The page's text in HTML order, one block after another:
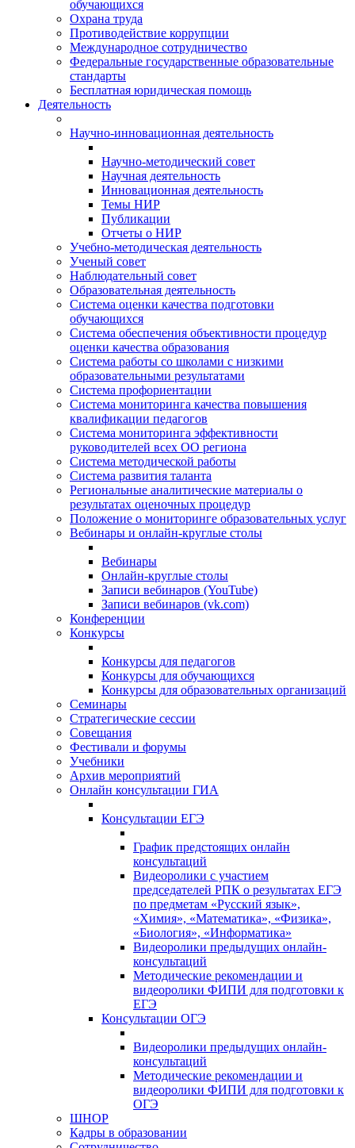
обучающихся
Охрана труда
Противодействие коррупции
Международное сотрудничество
Федеральные государственные образовательные
стандарты
Бесплатная юридическая помощь
Деятельность
Научно-инновационная деятельность
Научно-методический совет
Научная деятельность
Инновационная деятельность
Темы НИР
Публикации
Отчеты о НИР
Учебно-методическая деятельность
Ученый совет
Наблюдательный совет
Образовательная деятельность
Система оценки качества подготовки
обучающихся
Система обеспечения объективности процедур
оценки качества образования
Система работы со школами с низкими
образовательными результатами
Система профориентации
Система мониторинга качества повышения
квалификации педагогов
Система мониторинга эффективности
руководителей всех ОО региона
Система методической работы
Система развития таланта
Региональные аналитические материалы о
результатах оценочных процедур
Положение о мониторинге образовательных услуг
Вебинары и онлайн-круглые столы
Вебинары
Онлайн-круглые столы
Записи вебинаров (YouTube)
Записи вебинаров (vk.com)
Конференции
Конкурсы
Конкурсы для педагогов
Конкурсы для обучающихся
Конкурсы для образовательных организаций
Семинары
Стратегические сессии
Совещания
Фестивали и форумы
Учебники
Архив мероприятий
Онлайн консультации ГИА
Консультации ЕГЭ
График предстоящих онлайн
консультаций
Видеоролики с участием
председателей РПК о результатах ЕГЭ
по предметам «Русский язык»,
«Химия», «Математика», «Физика»,
«Биология», «Информатика»
Видеоролики предыдущих онлайн-
консультаций
Методические рекомендации и
видеоролики ФИПИ для подготовки к
ЕГЭ
Консультации ОГЭ
Видеоролики предыдущих онлайн-
консультаций
Методические рекомендации и
видеоролики ФИПИ для подготовки к
ОГЭ
ШНОР
Кадры в образовании